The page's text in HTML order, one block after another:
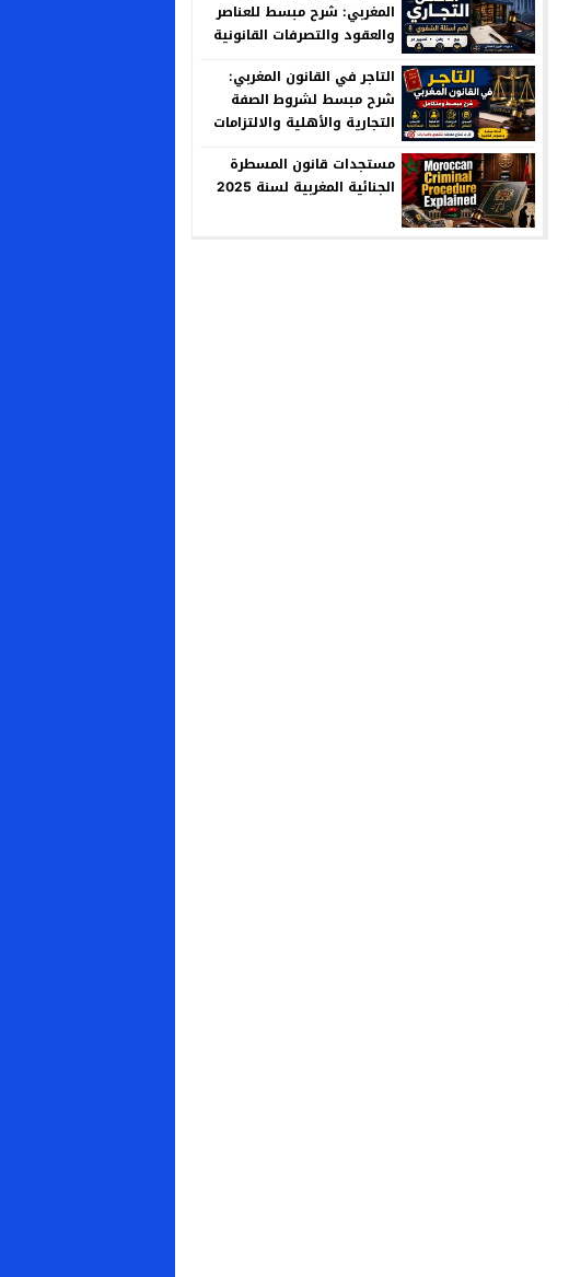
المغربي: شرح مبسط للعناصر
والعقود والتصرفات القانونية
التاجر في القانون المغربي:
شرح مبسط لشروط الصفة
التجارية والأهلية والالتزامات
مستجدات قانون المسطرة
الجنائية المغربية لسنة 2025